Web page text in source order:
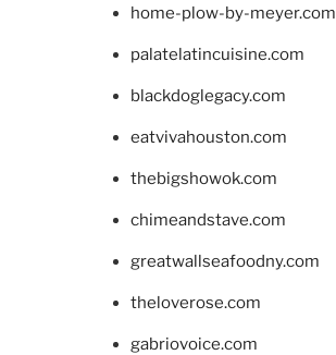
home-plow-by-meyer.com
palatelatincuisine.com
blackdoglegacy.com
eatvivahouston.com
thebigshowok.com
chimeandstave.com
greatwallseafoodny.com
theloverose.com
gabriovoice.com